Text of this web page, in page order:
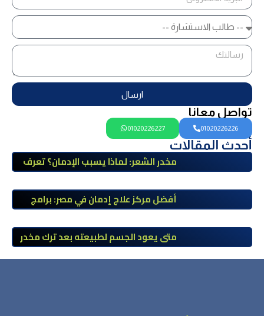
ارسال
تواصل معانا
01020226226
01020226227
أحدث المقالات
مخدر الشعر: لماذا يسبب الإدمان؟ تعرف
أفضل مركز علاج إدمان في مصر: برامج
طبي
متى يعود الجسم لطبيعته بعد ترك مخدر
الآيس؟ مراحل التعافي والعوامل المؤثرة